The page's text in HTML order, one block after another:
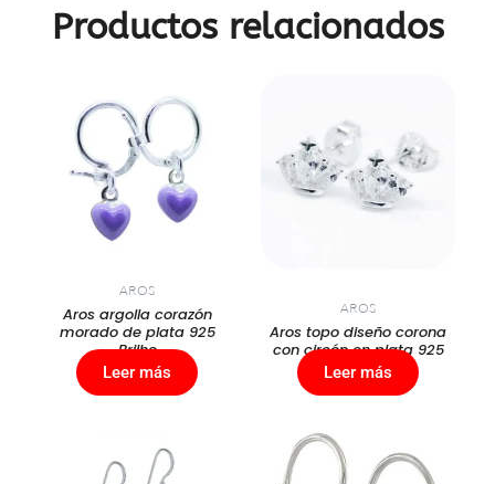
Productos relacionados
AROS
Aros argolla corazón
morado de plata 925
Brilho
Leer más
AROS
Aros topo diseño corona
con circón en plata 925
Leer más